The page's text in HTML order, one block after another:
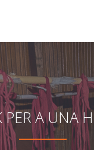
PER A UNA